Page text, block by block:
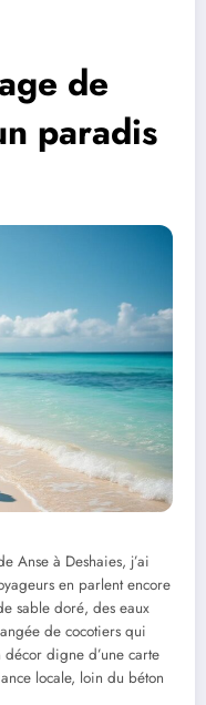
de
paradis
Anse à Deshaies, j’ai
en parlent encore
sable doré, des eaux
de cocotiers qui
digne d’une carte
locale, loin du béton